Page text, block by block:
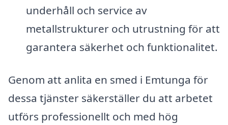
underhåll och service av
metallstrukturer och utrustning för att
garantera säkerhet och funktionalitet.
Genom att anlita en smed i Emtunga för
dessa tjänster säkerställer du att arbetet
utförs professionellt och med hög